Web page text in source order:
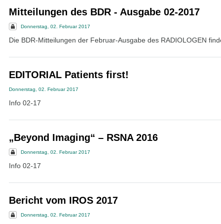
Mitteilungen des BDR - Ausgabe 02-2017
Donnerstag, 02. Februar 2017
Die BDR-Mitteilungen der Februar-Ausgabe des RADIOLOGEN
EDITORIAL Patients first!
Donnerstag, 02. Februar 2017
Info 02-17
„Beyond Imaging“ – RSNA 2016
Donnerstag, 02. Februar 2017
Info 02-17
Bericht vom IROS 2017
Donnerstag, 02. Februar 2017